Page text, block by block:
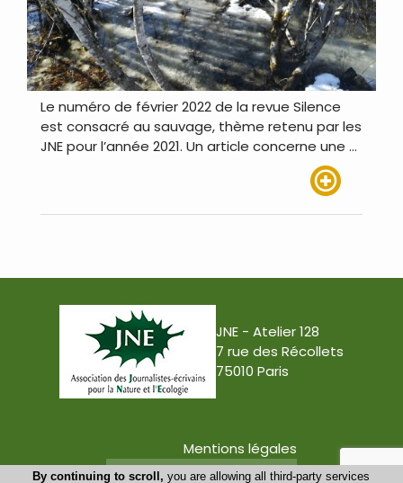
Le numéro de février 2022 de la revue Silence
est consacré au sauvage, thème retenu par les
JNE pour l’année 2021. Un article concerne une …
JNE - Atelier 128
7 rue des Récollets
75010 Paris
Mentions légales
Conception : Tabula Rasa
By continuing to scroll, you are allowing all third-party services